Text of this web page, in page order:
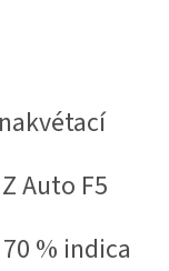
Auto F5
% indica